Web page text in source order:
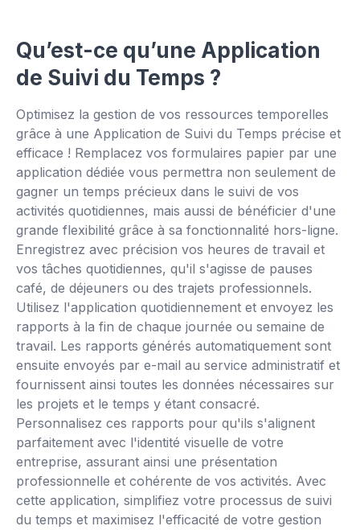
👆
Qu’est-ce qu’une Application
de Suivi du Temps ?
Optimisez la gestion de vos ressources temporelles
grâce à une Application de Suivi du Temps précise et
efficace ! Remplacez vos formulaires papier par une
application dédiée vous permettra non seulement de
gagner un temps précieux dans le suivi de vos
activités quotidiennes, mais aussi de bénéficier d'une
grande flexibilité grâce à sa fonctionnalité hors-ligne.
Enregistrez avec précision vos heures de travail et
vos tâches quotidiennes, qu'il s'agisse de pauses
café, de déjeuners ou des trajets professionnels.
Utilisez l'application quotidiennement et envoyez les
rapports à la fin de chaque journée ou semaine de
travail. Les rapports générés automatiquement sont
ensuite envoyés par e-mail au service administratif et
fournissent ainsi toutes les données nécessaires sur
les projets et le temps y étant consacré.
Personnalisez ces rapports pour qu'ils s'alignent
parfaitement avec l'identité visuelle de votre
entreprise, assurant ainsi une présentation
professionnelle et cohérente de vos activités. Avec
cette application, simplifiez votre processus de suivi
du temps et maximisez l'efficacité de votre gestion